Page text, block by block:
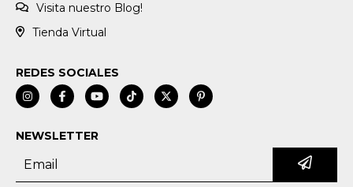
Visita nuestro Blog!
Tienda Virtual
REDES SOCIALES
NEWSLETTER